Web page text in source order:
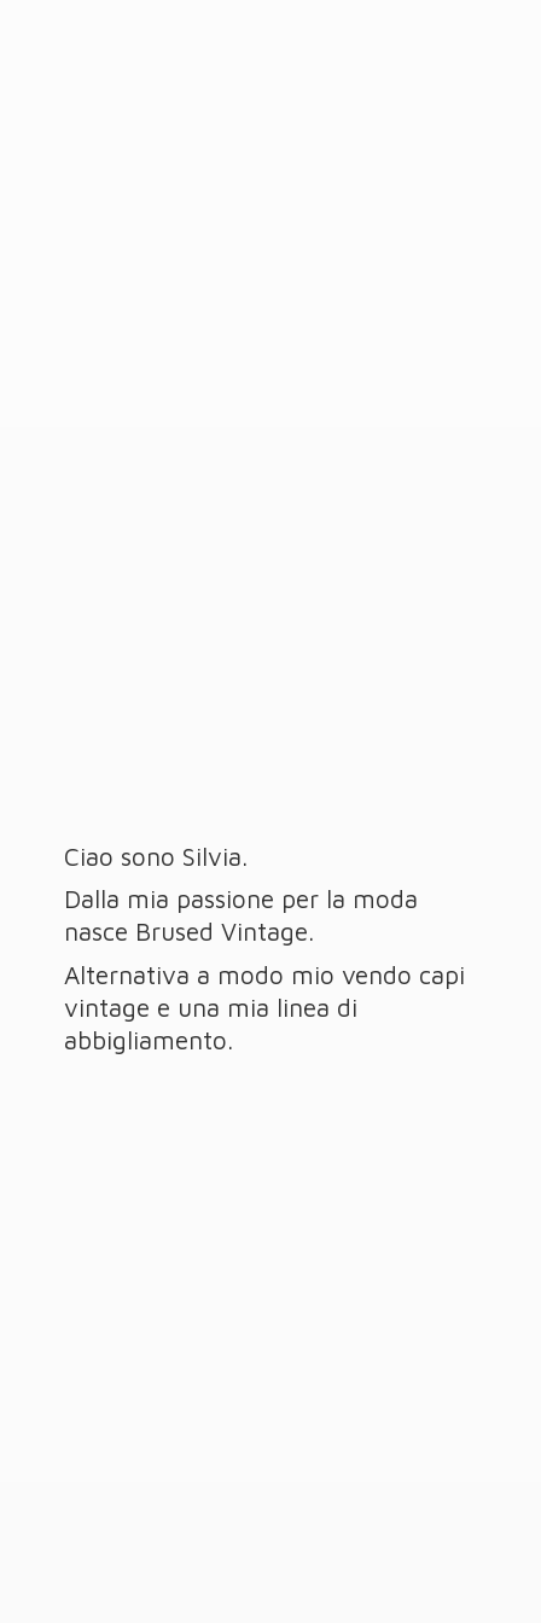
Ciao sono Silvia.
Dalla mia passione per la moda
nasce Brused Vintage.
Alternativa a modo mio vendo capi
vintage e una mia linea di
abbigliamento.